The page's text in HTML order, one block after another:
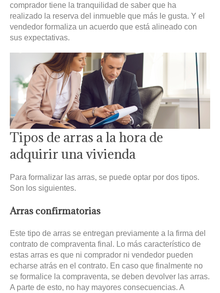
comprador tiene la tranquilidad de saber que ha
realizado la reserva del inmueble que más le gusta. Y el
vendedor formaliza un acuerdo que está alineado con
sus expectativas.
Tipos de arras a la hora de
adquirir una vivienda
Para formalizar las arras, se puede optar por dos tipos.
Son los siguientes.
Arras confirmatorias
Este tipo de arras se entregan previamente a la firma del
contrato de compraventa final. Lo más característico de
estas arras es que ni comprador ni vendedor pueden
echarse atrás en el contrato. En caso que finalmente no
se formalice la compraventa, se deben devolver las arras.
A parte de esto, no hay mayores consecuencias. A